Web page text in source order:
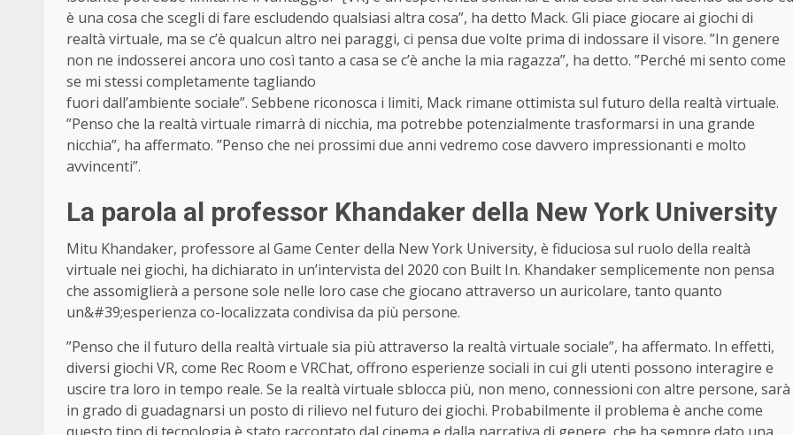
è una cosa che scegli di fare escludendo qualsiasi altra cosa”, ha detto Mack. Gli piace giocare ai giochi di
realtà virtuale, ma se c’è qualcun altro nei paraggi, ci pensa due volte prima di indossare il visore. ”In genere
non ne indosserei ancora uno così tanto a casa se c’è anche la mia ragazza”, ha detto. ”Perché mi sento come
se mi stessi completamente tagliando
fuori dall’ambiente sociale”. Sebbene riconosca i limiti, Mack rimane ottimista sul futuro della realtà virtuale.
”Penso che la realtà virtuale rimarrà di nicchia, ma potrebbe potenzialmente trasformarsi in una grande
nicchia”, ha affermato. ”Penso che nei prossimi due anni vedremo cose davvero impressionanti e molto
avvincenti”.
La parola al professor Khandaker della New York University
Mitu Khandaker, professore al Game Center della New York University, è fiduciosa sul ruolo della realtà
virtuale nei giochi, ha dichiarato in un’intervista del 2020 con Built In. Khandaker semplicemente non pensa
che assomiglierà a persone sole nelle loro case che giocano attraverso un auricolare, tanto quanto
un&#39;esperienza co-localizzata condivisa da più persone.
”Penso che il futuro della realtà virtuale sia più attraverso la realtà virtuale sociale”, ha affermato. In effetti,
diversi giochi VR, come Rec Room e VRChat, offrono esperienze sociali in cui gli utenti possono interagire e
uscire tra loro in tempo reale. Se la realtà virtuale sblocca più, non meno, connessioni con altre persone, sarà
in grado di guadagnarsi un posto di rilievo nel futuro dei giochi. Probabilmente il problema è anche come
questo tipo di tecnologia è stato raccontato dal cinema e dalla narrativa di genere, che ha sempre dato una